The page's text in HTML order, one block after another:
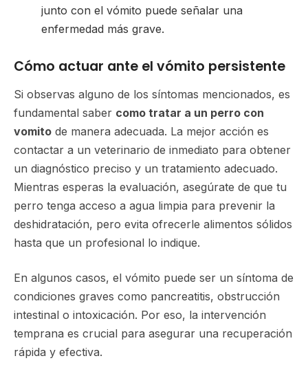
junto con el vómito puede señalar una
enfermedad más grave.
Cómo actuar ante el vómito persistente
Si observas alguno de los síntomas mencionados, es
fundamental saber como tratar a un perro con
vomito de manera adecuada. La mejor acción es
contactar a un veterinario de inmediato para obtener
un diagnóstico preciso y un tratamiento adecuado.
Mientras esperas la evaluación, asegúrate de que tu
perro tenga acceso a agua limpia para prevenir la
deshidratación, pero evita ofrecerle alimentos sólidos
hasta que un profesional lo indique.
En algunos casos, el vómito puede ser un síntoma de
condiciones graves como pancreatitis, obstrucción
intestinal o intoxicación. Por eso, la intervención
temprana es crucial para asegurar una recuperación
rápida y efectiva.